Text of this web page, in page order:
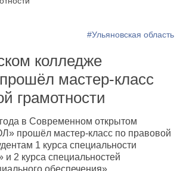
#Ульяновская область
колледже
мастер-класс
грамотности
в Современном открытом
прошёл мастер-класс по правовой
1 курса специальности
2 курса специальностей
обеспечения»